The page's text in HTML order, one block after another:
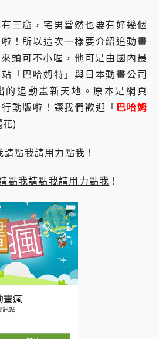
百倍變焦實測~ vivo X200 Pro 與 S25 Ultra 誰能滿足全場景拍攝需求？
超好用的 PLAUD NotePin AI 智慧錄音膠囊~ 您的AI 秘書已上線 每月免費送你 300分鐘轉寫
COMPUTEX 2025 來囉！AGI亞奇雷 AI・Gaming・創作儲存方案登場，趕快來AGI亞奇雷挑戰任務抽 PS5！
自帶線的 有線無線都能充 ONPRO MagReact M5 10000mAh 5合1 磁吸無線急速行動電源 開箱 評測
飛利浦 JS7310 ⚡【電急便｜行動儲能救車電源】 可靠的旅行夥伴！帶給您優異的安全性與強大供電效能
是螢幕也是電視! 一機超多用途「MSI微星 Modern MD272UPSW 27型」 4K IPS 輕薄商用智慧聯網螢幕 開箱 評測
您的專屬AI 助手 Yoga Slim 7 Aura Edition 觸控AI筆電 開箱 評測
realme 14 Pro 超硬軍規、冰感變色實測，realme 14 5G 遊戲戰鬥值爆表，效能x娛樂全都要！
好玩好拍 vivo V50 ~ 口袋裡的 Zeiss 潮流攝影棚!
給 MSI Claw 系列電競掌機 最完美的家 MSI Nest Docking Station 掌機專屬擴充底座 開箱 評測
B&O 精品級音響! Home+ 中嘉寬頻 SoundBox 劇院串流盒 開箱 評測
2億 APO蔡司長焦神機降臨~ vivo X200 Pro、vivo X200 就是這麼好拍
EaseUS Vocal Remover 免費線上去聲器一鍵去除人聲 人聲 音樂分離 2024 消除人聲推薦
3 個超值 MHN 飛人工具分享~~ iToolab AnyGo 魔物獵人 Now飛人 ios教學 不出門也可以到處走
Locawhere AnyTo 寶可夢飛人 AnyTo 不出門也可以飛遍全世界
小體積 40000mAh 超大容量 一次充5個設備 充好充滿 CUKTECH 酷態科 300W 微型充電站 開箱 評測
97.3% 恢復率，資料救援就是這麼簡單 EaseUS Data Recovery Wizard Free 18.0.0 業界最好的資料救援軟體
磁碟系統大風吹 有了 磁碟管理程式 EaseUS Partition Master 就是這麼簡單
MSI Claw 掌機專屬配件包 來囉 完美保護 MSI Claw A1M-026TW 電競掌機
三窟，宅男當然也要有好幾個
！所以這次一樣要介紹追動畫
頭可不小喔，他可是由國內最
「巴哈姆特」與日本動畫公司
的追動畫新天地。原本是網頁
動版啦！讓我們歡迎「巴哈姆
花)
請點我請用力點我 ！
點我請點我請用力點我 ！